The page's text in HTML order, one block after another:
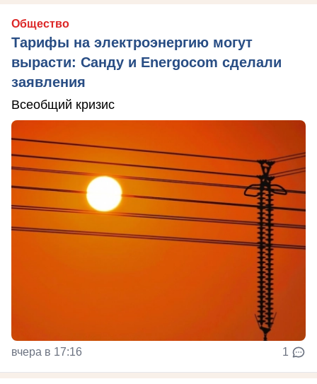
Общество
Тарифы на электроэнергию могут
вырасти: Санду и Energocom сделали
заявления
Всеобщий кризис
вчера в 17:16 1